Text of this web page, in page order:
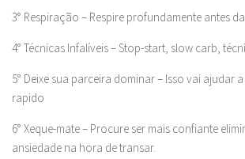
3° Respiração – Respire profundamente antes
4° Técnicas Infalíveis – Stop-start, slow carb,
5° Deixe sua parceira dominar – Isso vai ajudar
rapido
6° Xeque-mate – Procure ser mais confiante
ansiedade na hora de transar.